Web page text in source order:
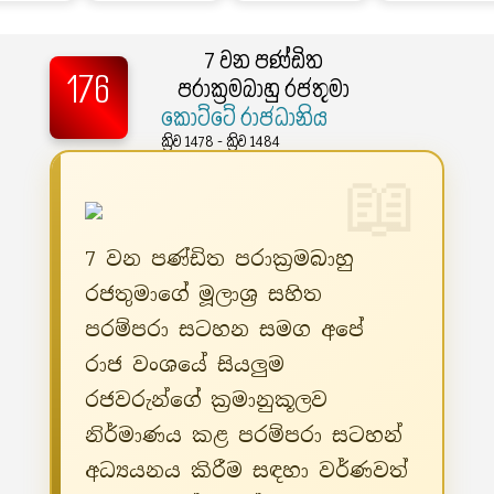
176
7 වන පණ්ඩිත
පරාක්‍රමබාහු රජතුමා
කොට්ටේ රාජධානිය
ක්‍රිව 1478 - ක්‍රිව 1484
7 වන පණ්ඩිත පරාක්‍රමබාහු
රජතුමාගේ මූලාශ්‍ර සහිත
පරම්පරා සටහන සමග අපේ
රාජ වංශයේ සියලුම
රජවරුන්ගේ ක්‍රමානුකූලව
නිර්මාණය කළ පරම්පරා සටහන්
අධ්‍යයනය කිරීම සඳහා වර්ණවත්